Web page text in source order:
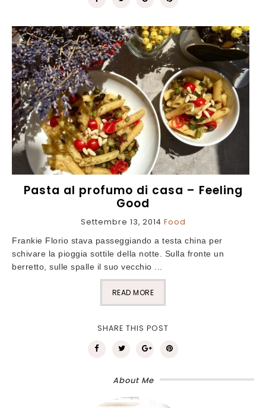
Pasta al profumo di casa – Feeling
Good
Settembre 13, 2014 Food
Frankie Florio stava passeggiando a testa china per
schivare la pioggia sottile della notte. Sulla fronte un
berretto, sulle spalle il suo vecchio ...
READ MORE
SHARE THIS POST
About Me